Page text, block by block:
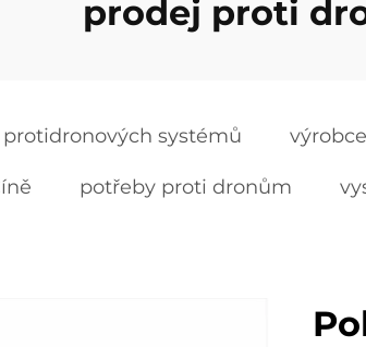
prodej proti
systémů
potřeby proti dronům